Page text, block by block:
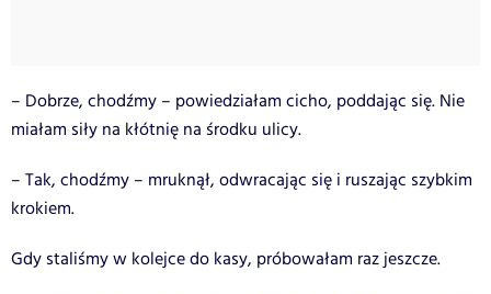
– Dobrze, chodźmy – powiedziałam cicho, poddając się. Nie
miałam siły na kłótnię na środku ulicy.
– Tak, chodźmy – mruknął, odwracając się i ruszając szybkim
krokiem.
Gdy staliśmy w kolejce do kasy, próbowałam raz jeszcze.